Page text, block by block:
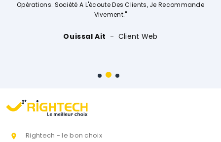
Opérations. Société A L'écoute Des Clients, Je Recommande
Vivement."
Ouissal Ait Client Web

Rightech - le bon choix